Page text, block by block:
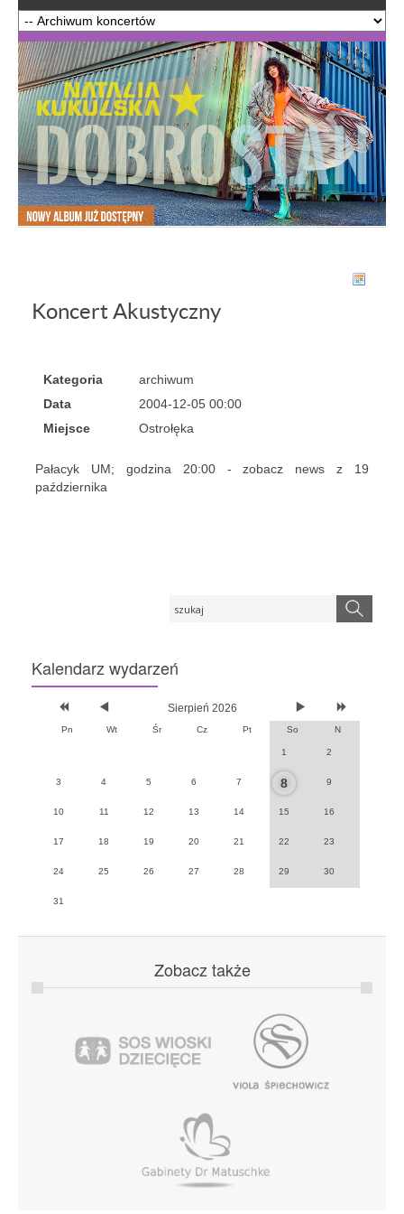
Koncert Akustyczny
Kategoria
archiwum
Data
2004-12-05 00:00
Miejsce
Ostrołęka
Pałacyk UM; godzina 20:00 - zobacz news z 19
października
Kalendarz wydarzeń
Sierpień 2026
Pn Wt Śr Cz Pt So N
1 2
3 4 5 6 7 8 9
10 11 12 13 14 15 16
17 18 19 20 21 22 23
24 25 26 27 28 29 30
31
Zobacz także